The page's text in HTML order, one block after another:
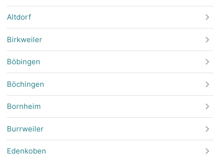
Altdorf
Birkweiler
Böbingen
Böchingen
Bornheim
Burrweiler
Edenkoben